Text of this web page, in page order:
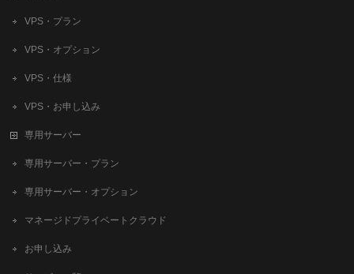
VPS・プラン
VPS・オプション
VPS・仕様
VPS・お申し込み
専用サーバー
専用サーバー・プラン
専用サーバー・オプション
マネージドプライベートクラウド
お申し込み